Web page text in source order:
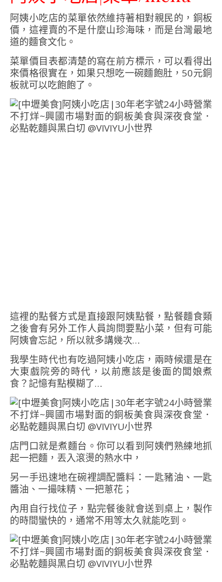
阿姨小吃店的菜單依然維持著相對親民的，銅板
價，這裡賣的不是什麼山珍海味，而是台灣最地
道的麵食文化。
菜單價目表都清楚的寫在前方標示，可以看得出
來價格很實在，如果只想吃一碗麵飽肚，50元銅
板就可以吃飽飽了。
這裡的點餐方式是直接跟阿姨點餐，點餐麵食類
之後會有另外工作人員詢問要點小菜，但有可能
阿姨會忘記，所以就多講幾次…
我學生時代也有吃過阿姨小吃店，兩時候還是在
大東戲院旁的時代，以前應該是後面的闆娘煮
食？記憶有點模糊了…
店門口就是煮麵台。你可以看到阿姨們熟練地抓
起一把麵，丟入滾燙的熱水中，
另一手迅速地在碗裡調配醬料：一匙豬油、一匙
醬油、一撮味精、一把蔥花；
內用自行找位子，點完餐後就會送到桌上，製作
的時間蠻快的，通常不用等太久就能吃到。